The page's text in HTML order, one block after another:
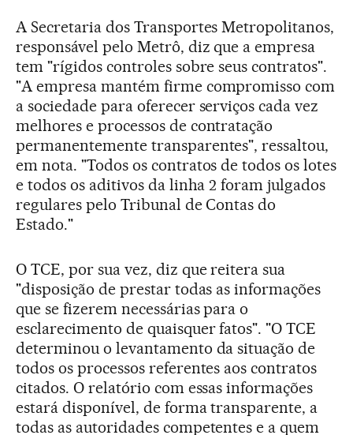
A Secretaria dos Transportes Metropolitanos,
responsável pelo Metrô, diz que a empresa
tem "rígidos controles sobre seus contratos".
"A empresa mantém firme compromisso com
a sociedade para oferecer serviços cada vez
melhores e processos de contratação
permanentemente transparentes", ressaltou,
em nota. "Todos os contratos de todos os lotes
e todos os aditivos da linha 2 foram julgados
regulares pelo Tribunal de Contas do
Estado."
O TCE, por sua vez, diz que reitera sua
"disposição de prestar todas as informações
que se fizerem necessárias para o
esclarecimento de quaisquer fatos". "O TCE
determinou o levantamento da situação de
todos os processos referentes aos contratos
citados. O relatório com essas informações
estará disponível, de forma transparente, a
todas as autoridades competentes e a quem